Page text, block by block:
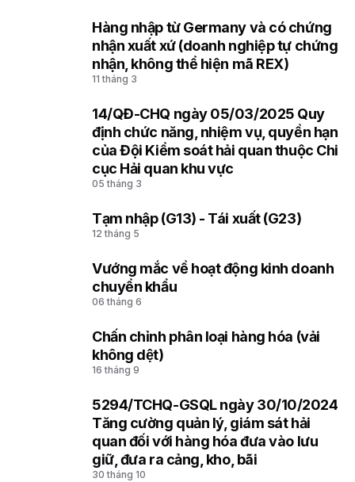
Hàng nhập từ Germany và có chứng
nhận xuất xứ (doanh nghiệp tự chứng
nhận, không thể hiện mã REX)
11 tháng 3
14/QĐ-CHQ ngày 05/03/2025 Quy
định chức năng, nhiệm vụ, quyền hạn
của Đội Kiểm soát hải quan thuộc Chi
cục Hải quan khu vực
05 tháng 3
Tạm nhập (G13) - Tái xuất (G23)
12 tháng 5
Vướng mắc về hoạt động kinh doanh
chuyển khẩu
06 tháng 6
Chấn chỉnh phân loại hàng hóa (vải
không dệt)
16 tháng 9
5294/TCHQ-GSQL ngày 30/10/2024
Tăng cường quản lý, giám sát hải
quan đối với hàng hóa đưa vào lưu
giữ, đưa ra cảng, kho, bãi
30 tháng 10